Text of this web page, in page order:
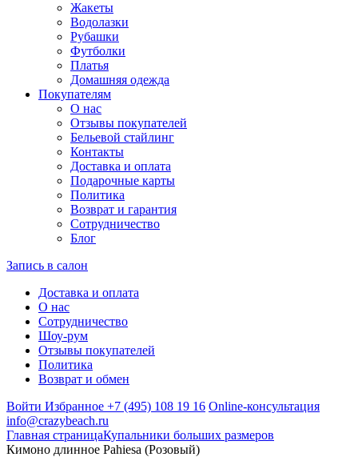
Жакеты
Водолазки
Рубашки
Футболки
Платья
Домашняя одежда
Покупателям
О нас
Отзывы покупателей
Бельевой стайлинг
Контакты
Доставка и оплата
Подарочные карты
Политика
Возврат и гарантия
Сотрудничество
Блог
Запись в салон
Доставка и оплата
О нас
Сотрудничество
Шоу-рум
Отзывы покупателей
Политика
Возврат и обмен
Войти Избранное +7 (495) 108 19 16 Online-консультация
info@crazybeach.ru
Главная страницаКупальники больших размеров
Кимоно длинное Pahiesa (Розовый)